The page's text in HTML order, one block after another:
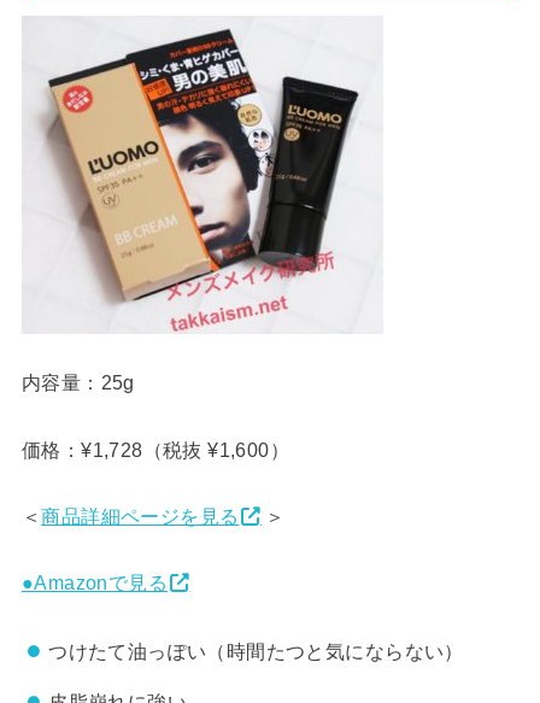
内容量：25g
価格：¥1,728（税抜 ¥1,600）
＜商品詳細ページを見る ＞
●Amazonで見る
つけたて油っぽい（時間たつと気にならない）